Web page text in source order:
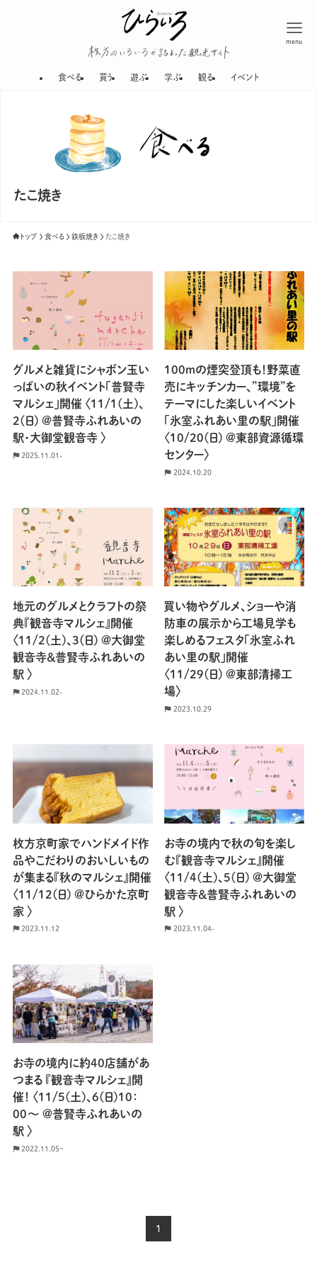
menu
食べる 買う 遊ぶ 学ぶ 観る イベント
たこ焼き
トップ 食べる 鉄板焼き たこ焼き
グルメと雑貨にシャボン玉い
っぱいの秋イベント「普賢寺
マルシェ」開催 〈11/1(土)、
2(日) @普賢寺ふれあいの
駅・大御堂観音寺 〉
2025.11.01-
100mの煙突登頂も！野菜直
売にキッチンカー、”環境”を
テーマにした楽しいイベント
「氷室ふれあい里の駅」開催
〈10/20(日) @東部資源循環
センター〉
2024.10.20
地元のグルメとクラフトの祭
典『観音寺マルシェ』開催
〈11/2(土)、3(日) @大御堂
観音寺＆普賢寺ふれあいの
駅 〉
2024.11.02-
買い物やグルメ、ショーや消
防車の展示から工場見学も
楽しめるフェスタ「氷室ふれ
あい里の駅」開催
〈11/29(日) @東部清掃工
場〉
2023.10.29
枚方京町家でハンドメイド作
品やこだわりのおいしいもの
が集まる『秋のマルシェ』開催
〈11/12(日) @ひらかた京町
家 〉
2023.11.12
お寺の境内で秋の旬を楽し
む『観音寺マルシェ』開催
〈11/4(土)、5(日) @大御堂
観音寺＆普賢寺ふれあいの
駅 〉
2023.11.04-
お寺の境内に約40店舗があ
つまる 『観音寺マルシェ』開
催！ 〈11/5(土)、6(日)10：
00〜 @普賢寺ふれあいの
駅 〉
2022.11.05~
1